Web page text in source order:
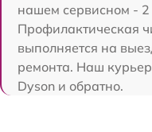
нашем сервисном - 2
Профилактическая
выполняется на
ремонта. Наш курьер
Dyson и обратно.